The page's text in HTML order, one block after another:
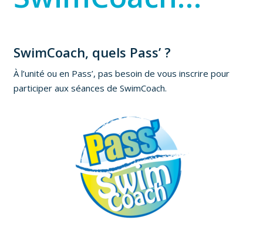
SwimCoach, quels Pass’ ?
À l’unité ou en Pass’, pas besoin de vous inscrire pour
participer aux séances de SwimCoach.